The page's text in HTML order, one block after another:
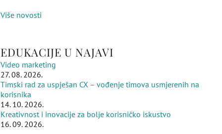
Više novosti
EDUKACIJE U NAJAVI
Video marketing
27. 08. 2026.
Timski rad za uspješan CX – vođenje timova usmjerenih na
korisnika
14. 10. 2026.
Kreativnost i inovacije za bolje korisničko iskustvo
16. 09. 2026.